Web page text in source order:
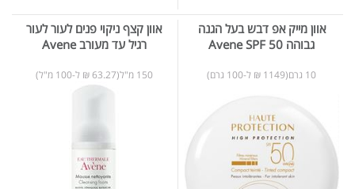
אוון מייק אפ דבש בעל הגנה
גבוהה Avene SPF 50
10 גרם(1149 ₪ ל-100 גרם)
אוון קצף ניקוי פנים לעור לעור
רגיל עד מעורב Avene
150 מ"ל(63.27 ₪ ל-100 מ"ל)